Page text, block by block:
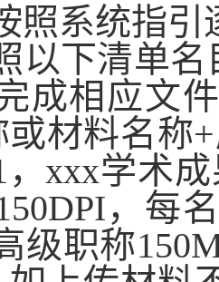
照系统指
以下清单
成相应文
材料名称
，xxx学术
，每
级职称